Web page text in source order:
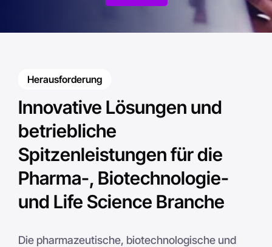
Herausforderung
Innovative Lösungen und
betriebliche
Spitzenleistungen für die
Pharma-, Biotechnologie-
und Life Science Branche
Die pharmazeutische, biotechnologische und